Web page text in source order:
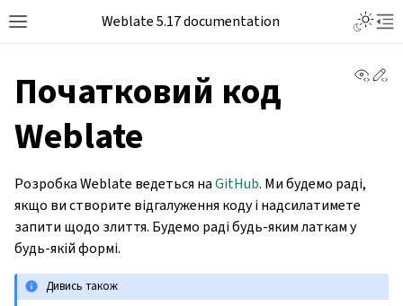
Weblate 5.17 documentation
Початковий код
Weblate
Розробка Weblate ведеться наGitHub. Ми будемо раді,
якщо ви створите відгалуження коду і надсилатимете
запити щодо злиття. Будемо раді будь-яким латкам у
будь-якій формі.
Дивись також